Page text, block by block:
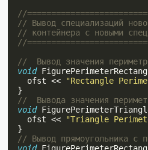
//
// Вывод специализаций
// контейнера с новыми
//
//  Вывод значения
void
    ofst <<
"Rectangle
  }
//  Вывода значения
void
    ofst <<
"Triangle
  }
// Вывод прямоугольника с